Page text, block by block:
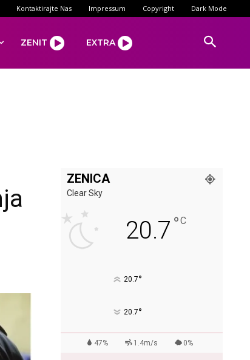
Kontaktirajte Nas Impressum Copyright Dark Mode
ZENIT EXTRA
ZENICA
Clear Sky
20.7 °C
20.7°
20.7°
47% 1.4m/s 0%